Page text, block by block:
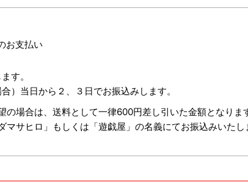
お支払い
す。
）当日から２、３日でお振込みします。
の場合は、送料として一律600円差し引いた金額となりま
マサヒロ」もしくは「遊戯屋」の名義にてお振込みいたし